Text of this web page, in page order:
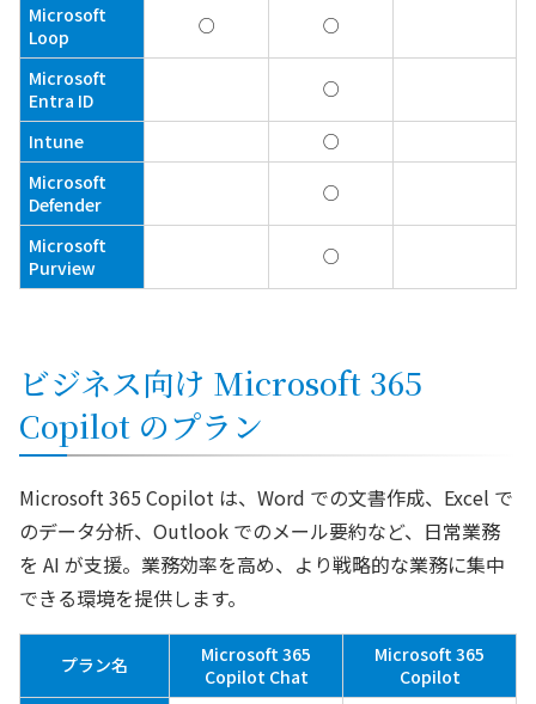
Microsoft
Loop
○ ○
Microsoft
Entra ID
○
Intune
○
Microsoft
Defender
○
Microsoft
Purview
○
ビジネス向け Microsoft 365
Copilot のプラン
Microsoft 365 Copilot は、Word での文書作成、Excel で
のデータ分析、Outlook でのメール要約など、日常業務
を AI が支援。業務効率を高め、より戦略的な業務に集中
できる環境を提供します。
プラン名
Microsoft 365
Copilot Chat
Microsoft 365
Copilot